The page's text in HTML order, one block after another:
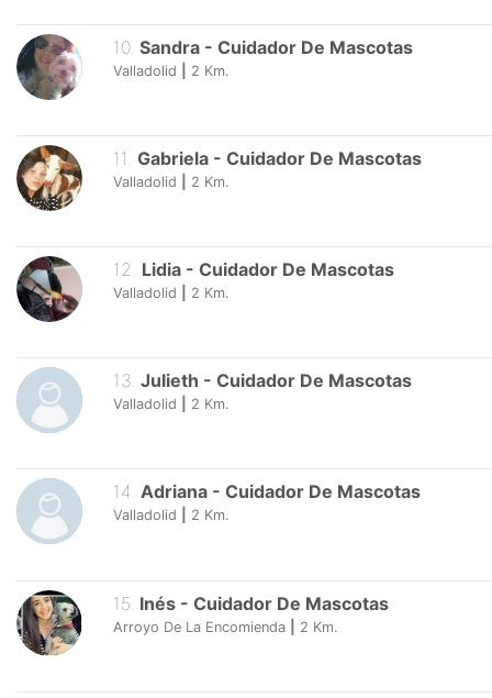
10. Sandra - Cuidador De Mascotas
Valladolid 2 Km.
11 Gabriela - Cuidador De Mascotas
Valladolid 2 Km.
12 Lidia - Cuidador De Mascotas
Valladolid 2 Km.
13. Julieth - Cuidador De Mascotas
Valladolid 2 Km.
14. Adriana - Cuidador De Mascotas
Valladolid 2 Km.
15 Inés - Cuidador De Mascotas
Arroyo De La Encomienda 2 Km.